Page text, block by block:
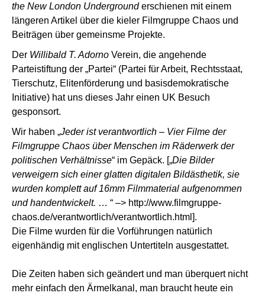
the New London Undergrounderschienen mit einem
längeren Artikel über die kieler Filmgruppe Chaos und
Beiträgen über gemeinsme Projekte.
Der Willibald T. Adorno Verein, die angehende
Parteistiftung der „Partei“ (Partei für Arbeit, Rechtsstaat,
Tierschutz, Elitenförderung und basisdemokratische
Initiative) hat uns dieses Jahr einen UK Besuch
gesponsort.
Wir haben „Jeder ist verantwortlich – Vier Filme der
Filmgruppe Chaos über Menschen im Räderwerk der
politischen Verhältnisse“ im Gepäck. [„Die Bilder
verweigern sich einer glatten digitalen Bildästhetik, sie
wurden komplett auf 16mm Filmmaterial aufgenommen
und handentwickelt. … “ –> http://www.filmgruppe-
chaos.de/verantwortlich/verantwortlich.html ].
Die Filme wurden für die Vorführungen natürlich
eigenhändig mit englischen Untertiteln ausgestattet.
Die Zeiten haben sich geändert und man überquert nicht
mehr einfach den Ärmelkanal, man braucht heute ein